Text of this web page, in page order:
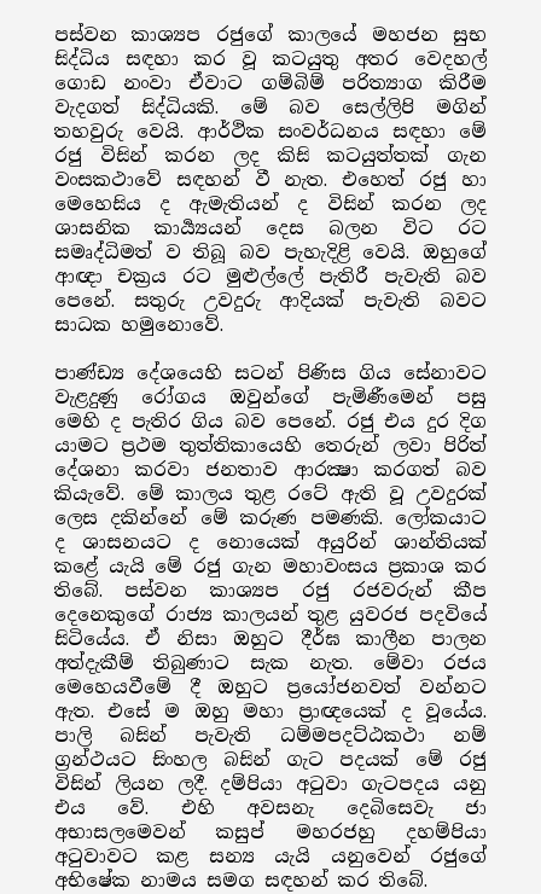
පස්වන කාශ්‍යප රජුගේ කාලයේ මහජන සුභ
සිද්ධිය සඳහා කර වූ කටයුතු අතර වෙදහල්
ගොඩ නංවා ඒවාට ගම්බිම් පරිත්‍යාග කිරීම
වැදගත් සිද්ධියකි. මේ බව සෙල්ලිපි මගින්
තහවුරු වෙයි. ආර්ථික සංවර්ධනය සඳහා මේ
රජු විසින් කරන ලද කිසි කටයුත්තක් ගැන
වංසකථාවේ සඳහන් වී නැත. එහෙත් රජු හා
මෙහෙසිය ද ඇමැතියන් ද විසින් කරන ලද
ශාසනික කාර්‍ය්‍යයන් දෙස බලන විට රට
සමෘද්ධිමත් ව තිබූ බව පැහැදිළි වෙයි. ඔහුගේ
ආඥා චක්‍රය රට මුළුල්ලේ පැතිරී පැවැති බව
පෙනේ. සතුරු උවදුරු ආදියක් පැවැති බවට
සාධක හමුනොවේ.
පාණ්ඩ්‍ය දේශයෙහි සටන් පිණිස ගිය සේනාවට
වැළදුණු රෝගය ඔවුන්ගේ පැමිණීමෙන් පසු
මෙහි ද පැතිර ගිය බව පෙනේ. රජු එය දුර දිග
යාමට ප්‍රථම තුත්තිකායෙහි තෙරුන් ලවා පිරිත්
දේශනා කරවා ජනතාව ආරක්‍ෂා කරගත් බව
කියැවේ. මේ කාලය තුළ රටේ ඇති වූ උවදුරක්
ලෙස දකින්නේ මේ කරුණ පමණකි. ලෝකයාට
ද ශාසනයට ද නොයෙක් අයුරින් ශාන්තියක්
කළේ යැයි මේ රජු ගැන මහාවංසය ප්‍රකාශ කර
තිබේ. පස්වන කාශ්‍යප රජු රජවරුන් කීප
දෙනෙකුගේ රාජ්‍ය කාලයන් තුළ යුවරජ පදවියේ
සිටියේය. ඒ නිසා ඔහුට දීර්ඝ කාලීන පාලන
අත්දැකීම් තිබුණාට සැක නැත. මේවා රජය
මෙහෙයවීමේ දී ඔහුට ප්‍රයෝජනවත් වන්නට
ඇත. එසේ ම ඔහු මහා ප්‍රාඥයෙක් ද වූයේය.
පාලි බසින් පැවැති ධම්මපදට්ඨකථා නම්
ග්‍රන්ථයට සිංහල බසින් ගැට පදයක් මේ රජු
විසින් ලියන ලදී. දම්පියා අටුවා ගැටපදය යනු
එය වේ. එහි අවසනැ දෙබිසෙවැ ජා
අභාසලමෙවන් කසුප් මහරජහු දහම්පියා
අටුවාවට කළ සන්‍ය යැයි යනුවෙන් රජුගේ
අභිෂේක නාමය සමග සඳහන් කර තිබේ.